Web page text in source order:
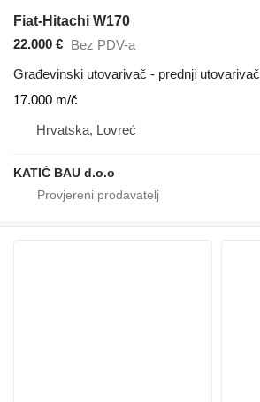
Fiat-Hitachi W170
22.000 € Bez PDV-a
Građevinski utovarivač - prednji utovarivač
17.000 m/č
Hrvatska, Lovreć
KATIĆ BAU d.o.o